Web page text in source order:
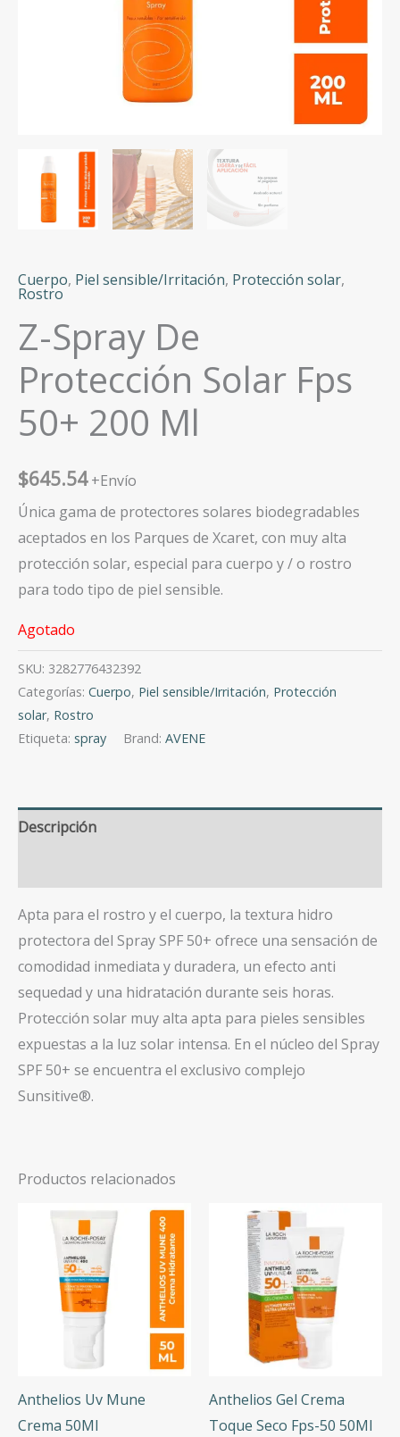
Cuerpo, Piel sensible/Irritación, Protección solar,
Rostro
Z-Spray De
Protección Solar Fps
50+ 200 Ml
$645.54 +Envío
Única gama de protectores solares biodegradables
aceptados en los Parques de Xcaret, con muy alta
protección solar, especial para cuerpo y / o rostro
para todo tipo de piel sensible.
Agotado
SKU: 3282776432392
Categorías: Cuerpo, Piel sensible/Irritación, Protección
solar, Rostro
Etiqueta: spray Brand: AVENE
Descripción
Apta para el rostro y el cuerpo, la textura hidro
protectora del Spray SPF 50+ ofrece una sensación de
comodidad inmediata y duradera, un efecto anti
sequedad y una hidratación durante seis horas.
Protección solar muy alta apta para pieles sensibles
expuestas a la luz solar intensa. En el núcleo del Spray
SPF 50+ se encuentra el exclusivo complejo
Sunsitive®.
Productos relacionados
Anthelios Uv Mune
Crema 50Ml
Anthelios Gel Crema
Toque Seco Fps-50 50Ml